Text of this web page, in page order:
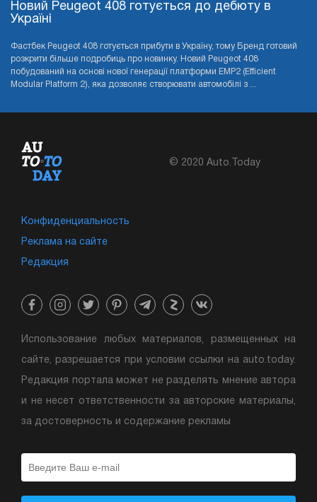
Новий Peugeot 408 готується до дебюту в
Україні
Фастбек Peugeot 408 готується прибути в Україну, тому Бренд готовий
розкрити більше подробиць про новинку. Новий Peugeot 408
побудований на основі нової генерації платформи EMP2 (Efficient
Modular Platform 2), яка дозволяє створювати автомобілі з ...
© 2020 Auto.Today
Конфиденциальность
Реклама на сайте
Редакция
Использование любых материалов, размещенных на
сайте, разрешается при условии ссылки на auto.today.
Редакция портала может не разделять мнение автора
и не несет ответственности за авторские материалы,
за достоверность и содержание рекламы